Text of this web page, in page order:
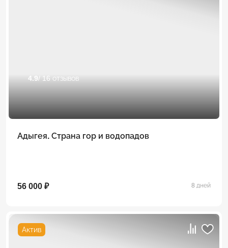
4.9 / 16 отзывов
Адыгея. Страна гор и водопадов
56 000 ₽ 8 дней
Актив